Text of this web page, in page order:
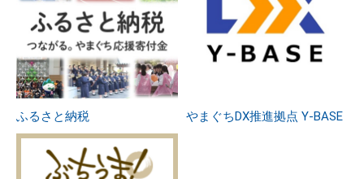
ふるさと納税 やまぐちDX推進拠点 Y-BASE